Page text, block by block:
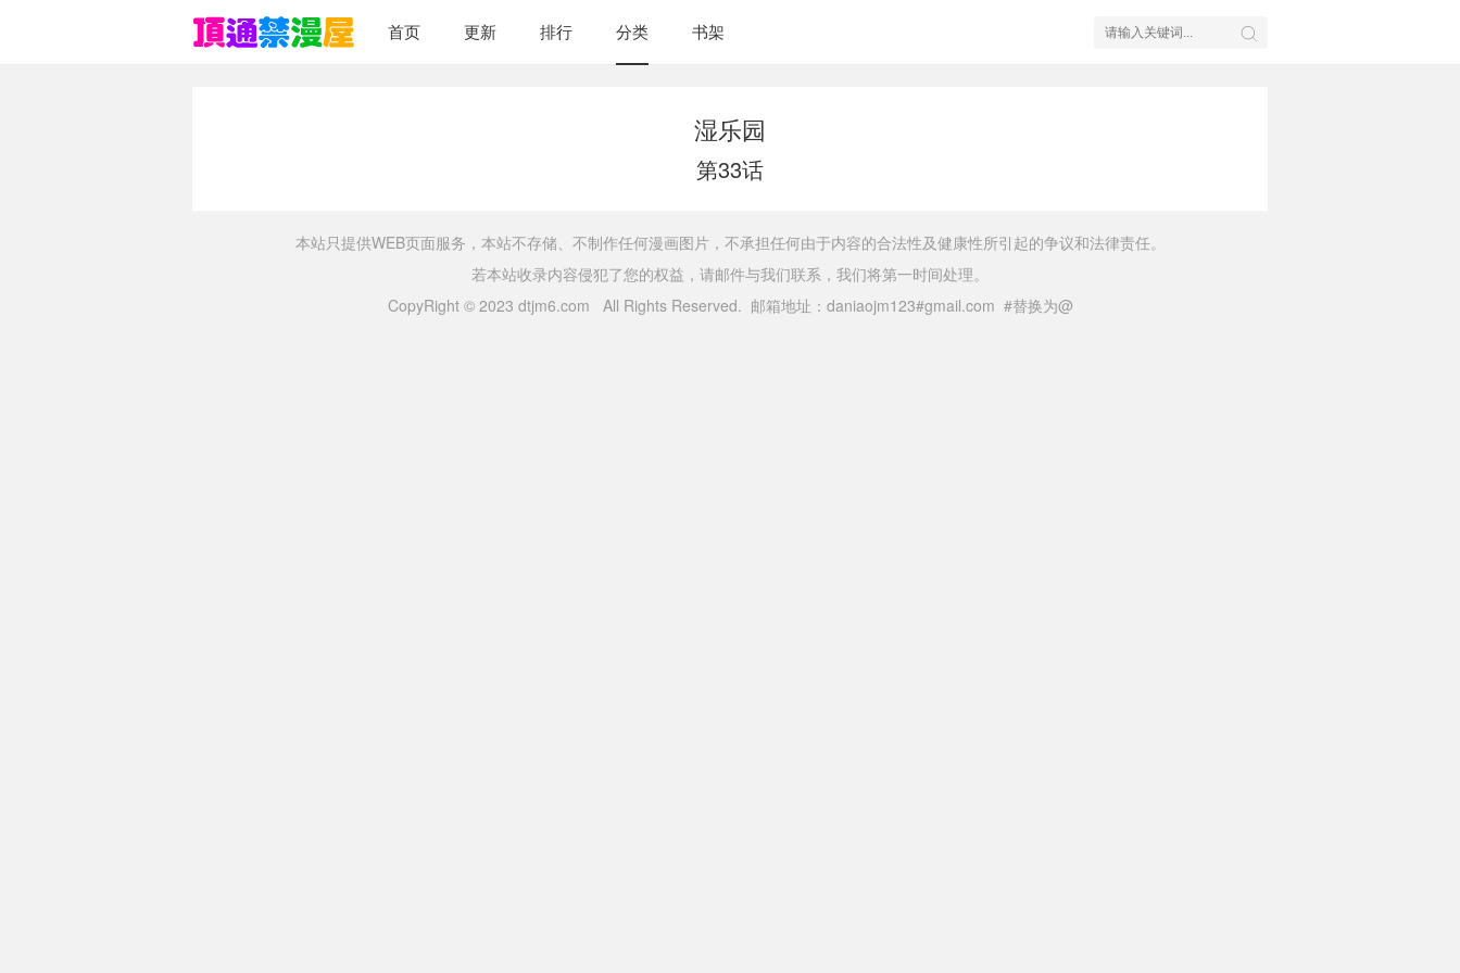
首页 更新 排行 分类 书架
湿乐园
第33话
本站只提供WEB页面服务，本站不存储、不制作任何漫画图片，不承担任何由于内容的合法性及健康性所引起的争议和法律责任。
若本站收录内容侵犯了您的权益，请邮件与我们联系，我们将第一时间处理。
CopyRight © 2023 dtjm6.com All Rights Reserved. 邮箱地址：daniaojm123#gmail.com #替换为@